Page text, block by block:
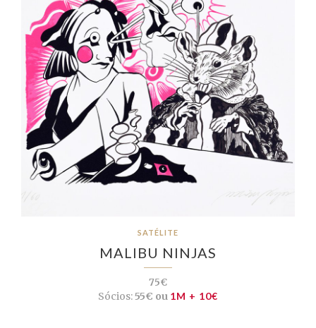
SATÉLITE
MALIBU NINJAS
75€
Sócios:55€ ou 1M + 10€